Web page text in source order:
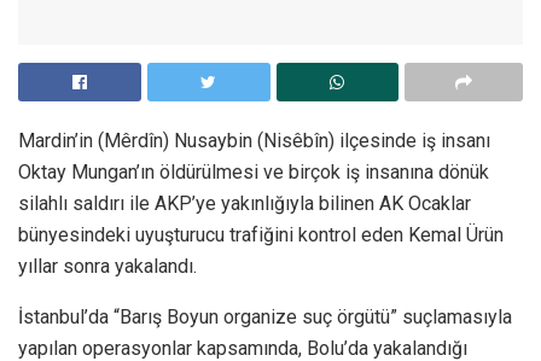
Mardin’in (Mêrdîn) Nusaybin (Nisêbîn) ilçesinde iş insanı
Oktay Mungan’ın öldürülmesi ve birçok iş insanına dönük
silahlı saldırı ile AKP’ye yakınlığıyla bilinen AK Ocaklar
bünyesindeki uyuşturucu trafiğini kontrol eden Kemal Ürün
yıllar sonra yakalandı.
İstanbul’da “Barış Boyun organize suç örgütü” suçlamasıyla
yapılan operasyonlar kapsamında, Bolu’da yakalandığı